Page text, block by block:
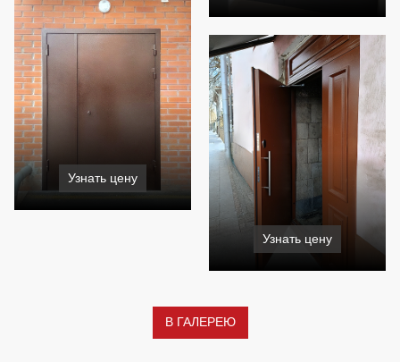
Узнать цену
Узнать цену
В ГАЛЕРЕЮ